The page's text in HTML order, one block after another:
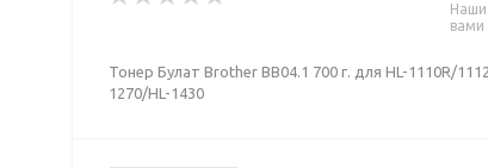
Наши
вами
Тонер Булат Brother BB04.1 700 г. для HL-1110R/
1270/HL-1430